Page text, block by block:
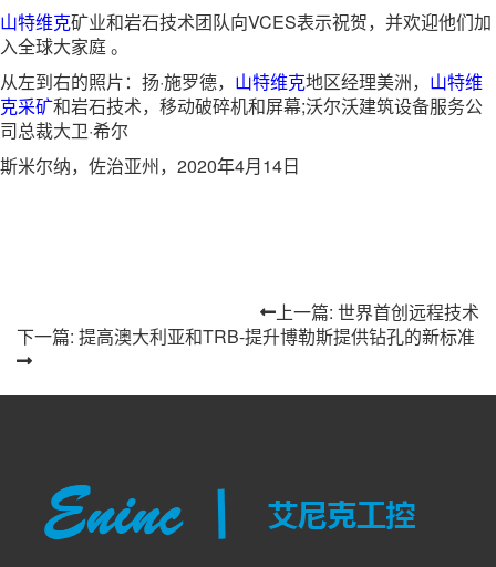
山特维克矿业和岩石技术团队向VCES表示祝贺，并欢迎他们加
入全球大家庭 。
从左到右的照片：扬·施罗德， 山特维克地区经理美洲， 山特维
克采矿和岩石技术，移动破碎机和屏幕;沃尔沃建筑设备服务公
司总裁大卫·希尔
斯米尔纳，佐治亚州，2020年4月14日
上一篇: 世界首创远程技术
下一篇: 提高澳大利亚和TRB-提升博勒斯提供钻孔的新标准